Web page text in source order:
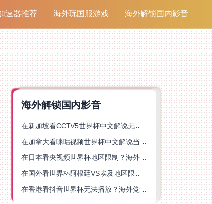
速器推荐 海外玩国服游戏 海外解锁国内影音
海外解锁国内影音
在新加坡看CCTV5世界杯中文解说无法播放？这篇指南帮你解锁海外体育直播自由
在加拿大看咪咕视频世界杯中文解说当前地区不可播放？这篇指南帮你一键解决
在日本看央视频世界杯地区限制？海外党体育赛事观看终极指南
在国外看世界杯阿根廷VS埃及地区限制？这篇指南帮你搞定中文直播+解说
在香港看抖音世界杯无法播放？海外党体育赛事中文直播终极指南